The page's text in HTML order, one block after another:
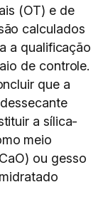
(OT) e de
calculados
a qualificação
de controle.
que a
a sílica-
meio
ou gesso